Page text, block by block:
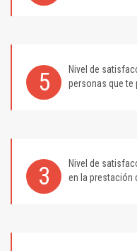
5 Nivel de
personas que te
3 Nivel de
en la prestación